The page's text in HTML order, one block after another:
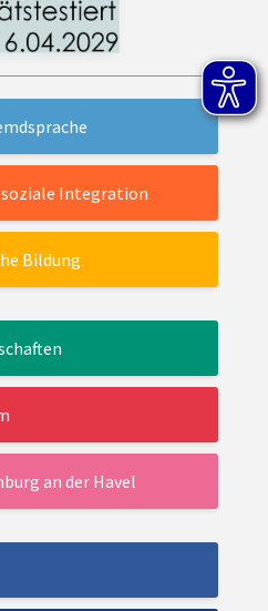
Integration
Bildung
an der Havel